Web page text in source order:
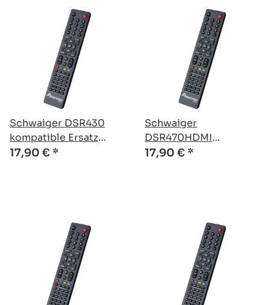
Schwaiger DSR430
kompatible Ersatz
Fernbedienung
17,90 € *
Schwaiger
DSR470HDMI
kompatible Ersatz
17,90 € *